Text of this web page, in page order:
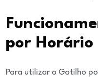
por Horário
Para utilizar o Gatilho